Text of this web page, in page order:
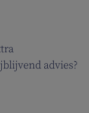
advies?